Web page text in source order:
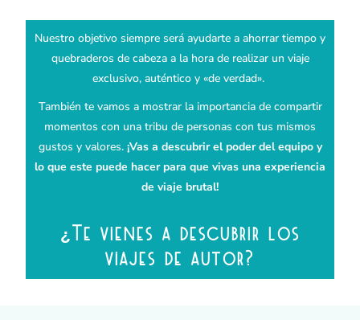
Nuestro objetivo siempre será ayudarte a ahorrar tiempo y
quebraderos de cabeza a la hora de realizar un viaje
exclusivo, auténtico y «de verdad».
También te vamos a mostrar la importancia de compartir
momentos con una tribu de personas con tus mismos
gustos y valores. ¡Vas a descubrir el poder del equipo y
lo que este puede hacer para que vivas una experiencia
de viaje brutal!
¿Te vienes a descubrir los
viajes de autor?